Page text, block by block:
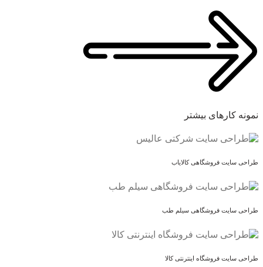
نمونه کارهای بیشتر
طراحی سایت فروشگاهی کالایاب
طراحی سایت فروشگاهی سیلم طب
طراحی سایت فروشگاه اینترنتی کالا